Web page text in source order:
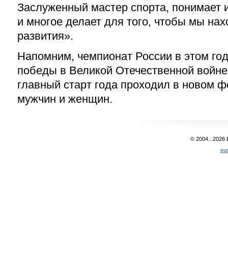
Заслуженный мастер спорта, понимает
и многое делает для того, чтобы мы
развития».
Напомним, чемпионат России в этом
победы в Великой Отечественной
главный старт года проходил в новом
мужчин и женщин.
© 2004...2026